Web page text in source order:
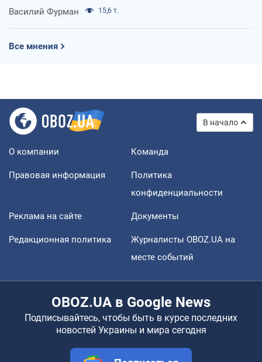
Василий Фурман 15,6 т.
Все мнения
В начало
О компании Команда
Правовая информация
Политика
конфиденциальности
Реклама на сайте Документы
Редакционная политика
Журналисты OBOZ.UA на
месте событий
OBOZ.UA в Google News
Подписывайтесь, чтобы быть в курсе последних
новостей Украины и мира сегодня